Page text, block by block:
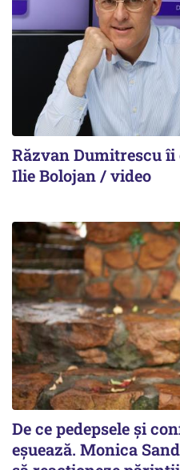
Răzvan Dumitrescu
Ilie Bolojan / video
De ce pedepsele și
eșuează. Monica